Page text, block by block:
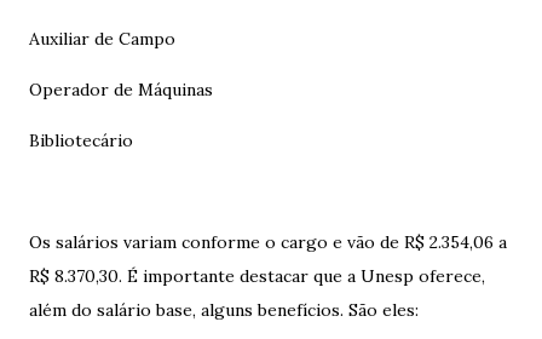
Auxiliar de Campo
Operador de Máquinas
Bibliotecário
Os salários variam conforme o cargo e vão de R$ 2.354,06 a
R$ 8.370,30. É importante destacar que a Unesp oferece,
além do salário base, alguns benefícios. São eles: